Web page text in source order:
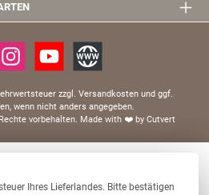
zzgl. Versandkosten und ggf.
wenn nicht anders angegeben.
vorbehalten. Made with ❤️by Cutvert
Ihres Lieferlandes. Bitte bestätigen